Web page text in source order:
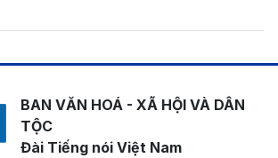
BAN VĂN HOÁ - XÃ HỘI VÀ DÂN
TỘC
Đài Tiếng nói Việt Nam